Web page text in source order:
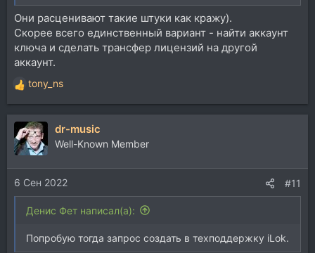
Они расценивают такие штуки как кражу).
Скорее всего единственный вариант - найти аккаунт
ключа и сделать трансфер лицензий на другой
аккаунт.
Р
е
а
к
ц
и
и
:
tony_ns
dr-music
Well-Known Member
6 Сен 2022 #11
Денис Фет написал(а):
Попробую тогда запрос создать в техподдержку iLok.